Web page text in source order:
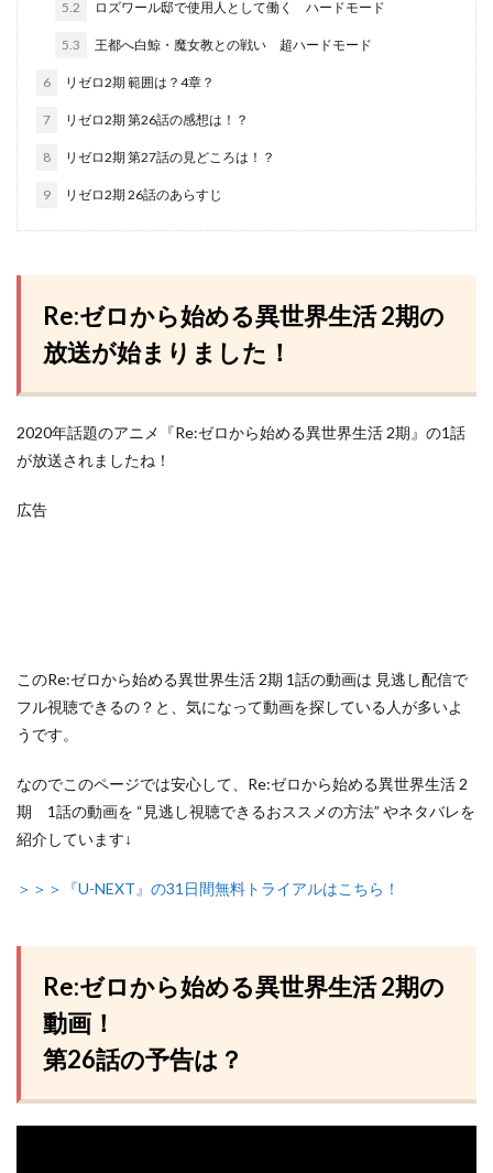
5.2 ロズワール邸で使用人として働く ハードモード
5.3 王都へ白鯨・魔女教との戦い 超ハードモード
6 リゼロ2期 範囲は？4章？
7 リゼロ2期 第26話の感想は！？
8 リゼロ2期 第27話の見どころは！？
9 リゼロ2期 26話のあらすじ
Re:ゼロから始める異世界生活 2期の
放送が始まりました！
2020年話題のアニメ『Re:ゼロから始める異世界生活 2期』の1話
が放送されましたね！
広告
このRe:ゼロから始める異世界生活 2期 1話の動画は 見逃し配信で
フル視聴できるの？ と、気になって動画を探している人が多いよ
うです。
なのでこのページでは安心して、Re:ゼロから始める異世界生活 2
期 1話の動画を “見逃し視聴できるおススメの方法” やネタバレを
紹介しています↓
＞＞＞『U-NEXT』の31日間無料トライアルはこちら！
Re:ゼロから始める異世界生活 2期の
動画！
第26話の予告は？